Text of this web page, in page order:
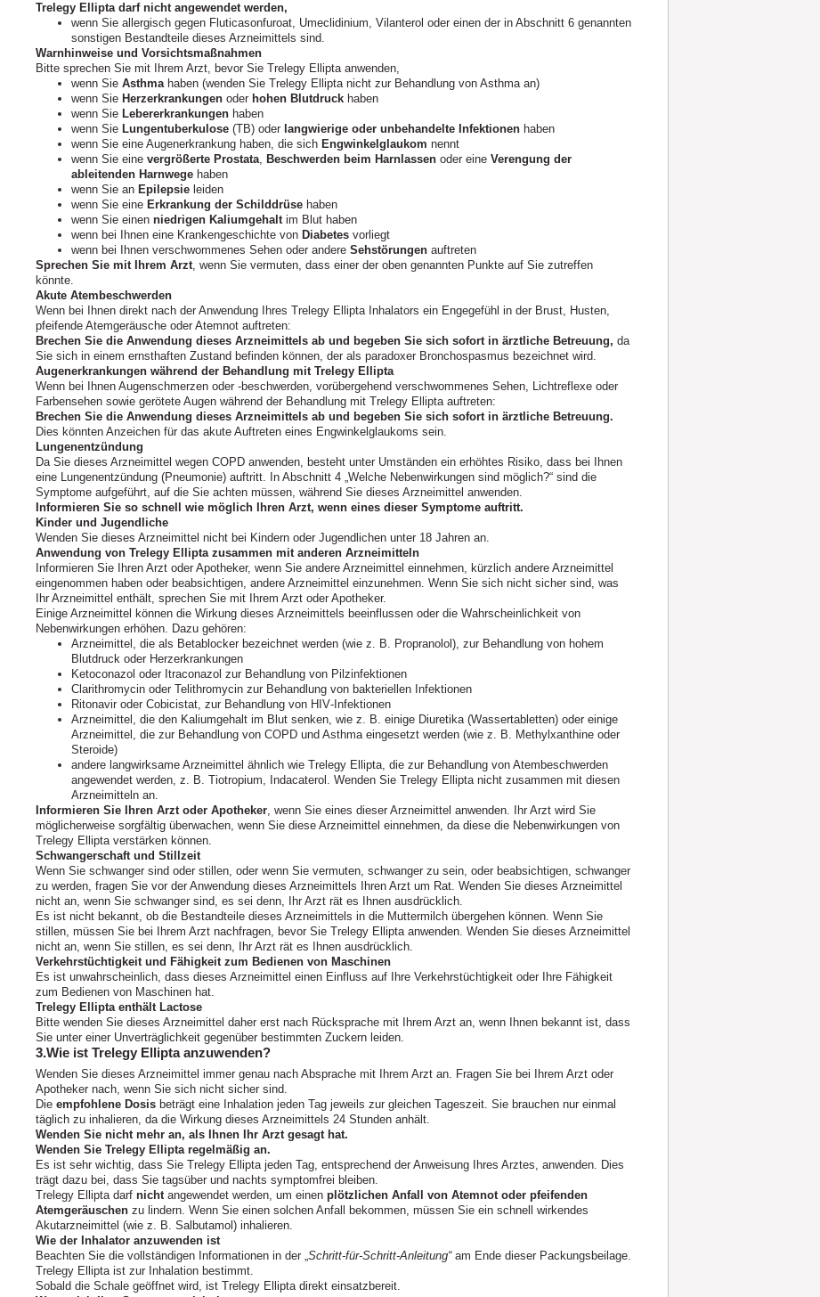
Trelegy Ellipta darf nicht angewendet werden,
wenn Sie allergisch gegen Fluticasonfuroat, Umeclidinium, Vilanterol oder einen der in Abschnitt 6 genannten
sonstigen Bestandteile dieses Arzneimittels sind.
Warnhinweise und Vorsichtsmaßnahmen
Bitte sprechen Sie mit Ihrem Arzt, bevor Sie Trelegy Ellipta anwenden,
wenn Sie Asthmahaben (wenden Sie Trelegy Ellipta nicht zur Behandlung von Asthma an)
wenn Sie Herzerkrankungen oder hohen Blutdruck haben
wenn Sie Lebererkrankungen haben
wenn Sie Lungentuberkulose (TB) oder langwierige oder unbehandelte Infektionen haben
wenn Sie eine Augenerkrankung haben, die sich Engwinkelglaukom nennt
wenn Sie eine vergrößerte Prostata, Beschwerden beim Harnlassen oder eine Verengung der
ableitenden Harnwege haben
wenn Sie an Epilepsie leiden
wenn Sie eine Erkrankung der Schilddrüse haben
wenn Sie einen niedrigen Kaliumgehaltim Blut haben
wenn bei Ihnen eine Krankengeschichte von Diabetes vorliegt
wenn bei Ihnen verschwommenes Sehen oder andere Sehstörungen auftreten
Sprechen Sie mit Ihrem Arzt, wenn Sie vermuten, dass einer der oben genannten Punkte auf Sie zutreffen
könnte.
Akute Atembeschwerden
Wenn bei Ihnen direkt nach der Anwendung Ihres Trelegy Ellipta Inhalators ein Engegefühl in der Brust, Husten,
pfeifende Atemgeräusche oder Atemnot auftreten:
Brechen Sie die Anwendung dieses Arzneimittels ab und begeben Sie sich sofort in ärztliche Betreuung, da
Sie sich in einem ernsthaften Zustand befinden können, der als paradoxer Bronchospasmus bezeichnet wird.
Augenerkrankungen während der Behandlung mit Trelegy Ellipta
Wenn bei Ihnen Augenschmerzen oder -beschwerden, vorübergehend verschwommenes Sehen, Lichtreflexe oder
Farbensehen sowie gerötete Augen während der Behandlung mit Trelegy Ellipta auftreten:
Brechen Sie die Anwendung dieses Arzneimittels ab und begeben Sie sich sofort in ärztliche Betreuung.
Dies könnten Anzeichen für das akute Auftreten eines Engwinkelglaukoms sein.
Lungenentzündung
Da Sie dieses Arzneimittel wegen COPD anwenden, besteht unter Umständen ein erhöhtes Risiko, dass bei Ihnen
eine Lungenentzündung (Pneumonie) auftritt. In Abschnitt 4 „Welche Nebenwirkungen sind möglich?“ sind die
Symptome aufgeführt, auf die Sie achten müssen, während Sie dieses Arzneimittel anwenden.
Informieren Sie so schnell wie möglich Ihren Arzt, wenn eines dieser Symptome auftritt.
Kinder und Jugendliche
Wenden Sie dieses Arzneimittel nicht bei Kindern oder Jugendlichen unter 18 Jahren an.
Anwendung von Trelegy Ellipta zusammen mit anderen Arzneimitteln
Informieren Sie Ihren Arzt oder Apotheker, wenn Sie andere Arzneimittel einnehmen, kürzlich andere Arzneimittel
eingenommen haben oder beabsichtigen, andere Arzneimittel einzunehmen. Wenn Sie sich nicht sicher sind, was
Ihr Arzneimittel enthält, sprechen Sie mit Ihrem Arzt oder Apotheker.
Einige Arzneimittel können die Wirkung dieses Arzneimittels beeinflussen oder die Wahrscheinlichkeit von
Nebenwirkungen erhöhen. Dazu gehören:
Arzneimittel, die als Betablocker bezeichnet werden (wie z. B. Propranolol), zur Behandlung von hohem
Blutdruck oder Herzerkrankungen
Ketoconazol oder Itraconazol zur Behandlung von Pilzinfektionen
Clarithromycin oder Telithromycin zur Behandlung von bakteriellen Infektionen
Ritonavir oder Cobicistat, zur Behandlung von HIV‑Infektionen
Arzneimittel, die den Kaliumgehalt im Blut senken, wie z. B. einige Diuretika (Wassertabletten) oder einige
Arzneimittel, die zur Behandlung von COPD und Asthma eingesetzt werden (wie z. B. Methylxanthine oder
Steroide)
andere langwirksame Arzneimittel ähnlich wie Trelegy Ellipta, die zur Behandlung von Atembeschwerden
angewendet werden, z. B. Tiotropium, Indacaterol. Wenden Sie Trelegy Ellipta nicht zusammen mit diesen
Arzneimitteln an.
Informieren Sie Ihren Arzt oder Apotheker, wenn Sie eines dieser Arzneimittel anwenden. Ihr Arzt wird Sie
möglicherweise sorgfältig überwachen, wenn Sie diese Arzneimittel einnehmen, da diese die Nebenwirkungen von
Trelegy Ellipta verstärken können.
Schwangerschaft und Stillzeit
Wenn Sie schwanger sind oder stillen, oder wenn Sie vermuten, schwanger zu sein, oder beabsichtigen, schwanger
zu werden, fragen Sie vor der Anwendung dieses Arzneimittels Ihren Arzt um Rat. Wenden Sie dieses Arzneimittel
nicht an, wenn Sie schwanger sind, es sei denn, Ihr Arzt rät es Ihnen ausdrücklich.
Es ist nicht bekannt, ob die Bestandteile dieses Arzneimittels in die Muttermilch übergehen können. Wenn Sie
stillen, müssen Sie bei Ihrem Arzt nachfragen, bevor Sie Trelegy Ellipta anwenden. Wenden Sie dieses Arzneimittel
nicht an, wenn Sie stillen, es sei denn, Ihr Arzt rät es Ihnen ausdrücklich.
Verkehrstüchtigkeit und Fähigkeit zum Bedienen von Maschinen
Es ist unwahrscheinlich, dass dieses Arzneimittel einen Einfluss auf Ihre Verkehrstüchtigkeit oder Ihre Fähigkeit
zum Bedienen von Maschinen hat.
Trelegy Ellipta enthält Lactose
Bitte wenden Sie dieses Arzneimittel daher erst nach Rücksprache mit Ihrem Arzt an, wenn Ihnen bekannt ist, dass
Sie unter einer Unverträglichkeit gegenüber bestimmten Zuckern leiden.
3.Wie ist Trelegy Ellipta anzuwenden?
Wenden Sie dieses Arzneimittel immer genau nach Absprache mit Ihrem Arzt an. Fragen Sie bei Ihrem Arzt oder
Apotheker nach, wenn Sie sich nicht sicher sind.
Die empfohlene Dosis beträgt eine Inhalation jeden Tag jeweils zur gleichen Tageszeit. Sie brauchen nur einmal
täglich zu inhalieren, da die Wirkung dieses Arzneimittels 24 Stunden anhält.
Wenden Sie nicht mehr an, als Ihnen Ihr Arzt gesagt hat.
Wenden Sie Trelegy Ellipta regelmäßig an.
Es ist sehr wichtig, dass Sie Trelegy Ellipta jeden Tag, entsprechend der Anweisung Ihres Arztes, anwenden. Dies
trägt dazu bei, dass Sie tagsüber und nachts symptomfrei bleiben.
Trelegy Ellipta darf nicht angewendet werden, um einen plötzlichen Anfall von Atemnot oder pfeifenden
Atemgeräuschen zu lindern. Wenn Sie einen solchen Anfall bekommen, müssen Sie ein schnell wirkendes
Akutarzneimittel (wie z. B. Salbutamol) inhalieren.
Wie der Inhalator anzuwenden ist
Beachten Sie die vollständigen Informationen in der „Schritt-für-Schritt-Anleitung“am Ende dieser Packungsbeilage.
Trelegy Ellipta ist zur Inhalation bestimmt.
Sobald die Schale geöffnet wird, ist Trelegy Ellipta direkt einsatzbereit.